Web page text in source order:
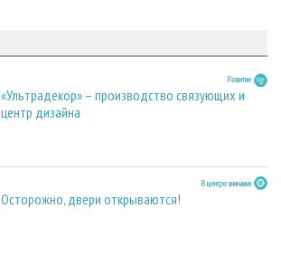
Развитие
«Ультрадекор» – производство связующих и
центр дизайна
В центре внимания
Осторожно, двери открываются!